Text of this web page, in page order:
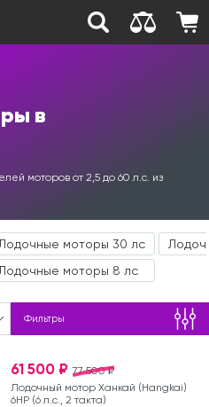
в
моторов от 2,5 до 60 л.с. из
Лодочные моторы 30 лс
Лодочные моторы 8 лс
Фильтры
77 500 ₽
61 500 ₽
Лодочный мотор Ханкай (Hangkai)
6HP (6 л.с., 2 такта)